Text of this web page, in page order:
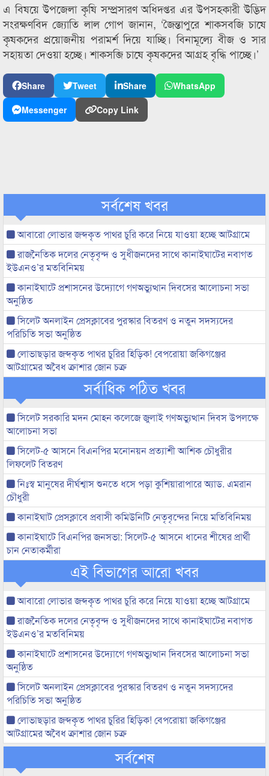
এ বিষয়ে উপজেলা কৃষি সম্প্রসারণ অধিদপ্তর এর উপসহকারী উদ্ভিদ
সংরক্ষণবিদ জ্যোতি লাল গোপ জানান, ‘জৈন্তাপুরে শাকসবজি চাষে
কৃষকদের প্রয়োজনীয় পরামর্শ দিয়ে যাচ্ছি। বিনামূল্যে বীজ ও সার
সহায়তা দেওয়া হচ্ছে। শাকসব্জি চাষে কৃষকদের আগ্রহ বৃদ্ধি পাচ্ছে।’
Share Tweet Share
WhatsApp
Messenger
Copy Link
সর্বশেষ খবর
আবারো লোভার জব্দকৃত পাথর চুরি করে নিয়ে যাওয়া হচ্ছে আটগ্রামে
রাজনৈতিক দলের নেতৃবৃন্দ ও সুধীজনদের সাথে কানাইঘাটের নবাগত
ইউএনও’র মতবিনিময়
কানাইঘাটে প্রশাসনের উদ্যোগে গণঅভ্যুত্থান দিবসের আলোচনা সভা
অনুষ্ঠিত
সিলেট অনলাইন প্রেসক্লাবের পুরস্কার বিতরণ ও নতুন সদস্যদের
পরিচিতি সভা অনুষ্ঠিত
লোভাছড়ার জব্দকৃত পাথর চুরির হিড়িক! বেপরোয়া জকিগঞ্জের
আটগ্রামের অবৈধ ক্রাশার জোন চক্র
সর্বাধিক পঠিত খবর
সিলেট সরকারি মদন মোহন কলেজে জুলাই গণঅভ্যুত্থান দিবস উপলক্ষে
আলোচনা সভা
সিলেট-৫ আসনে বিএনপির মনোনয়ন প্রত্যাশী আশিক চৌধুরীর
লিফলেট বিতরণ
নিঃস্ব মানুষের দীর্ঘশ্বাস শুনতে ধসে পড়া কুশিয়ারাপারে অ্যাড. এমরান
চৌধুরী
কানাইঘাট প্রেসক্লাবে প্রবাসী কমিউনিটি নেতৃবৃন্দের নিয়ে মতিবিনিময়
কানাইঘাটে বিএনপির জনসভা: সিলেট-৫ আসনে ধানের শীষের প্রার্থী
চান নেতাকর্মীরা
এই বিভাগের আরো খবর
আবারো লোভার জব্দকৃত পাথর চুরি করে নিয়ে যাওয়া হচ্ছে আটগ্রামে
রাজনৈতিক দলের নেতৃবৃন্দ ও সুধীজনদের সাথে কানাইঘাটের নবাগত
ইউএনও’র মতবিনিময়
কানাইঘাটে প্রশাসনের উদ্যোগে গণঅভ্যুত্থান দিবসের আলোচনা সভা
অনুষ্ঠিত
সিলেট অনলাইন প্রেসক্লাবের পুরস্কার বিতরণ ও নতুন সদস্যদের
পরিচিতি সভা অনুষ্ঠিত
লোভাছড়ার জব্দকৃত পাথর চুরির হিড়িক! বেপরোয়া জকিগঞ্জের
আটগ্রামের অবৈধ ক্রাশার জোন চক্র
সর্বশেষ